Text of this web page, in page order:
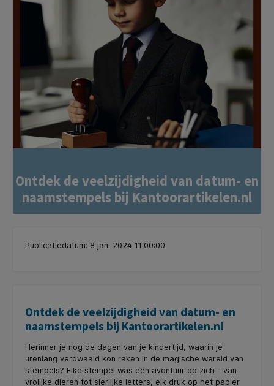
Ontdek de veelzijdigheid van datum- en
naamstempels bij Kantoorartikelen.nl
Publicatiedatum: 8 jan. 2024 11:00:00
Ontdek de veelzijdigheid van datum- en
naamstempels bij Kantoorartikelen.nl
Herinner je nog de dagen van je kindertijd, waarin je
urenlang verdwaald kon raken in de magische wereld van
stempels? Elke stempel was een avontuur op zich – van
vrolijke dieren tot sierlijke letters, elk druk op het papier